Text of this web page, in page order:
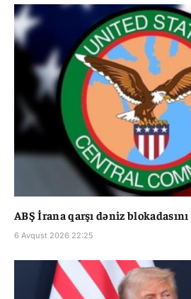
ABŞ İrana qarşı dəniz
6 Avqust 2026 22:25